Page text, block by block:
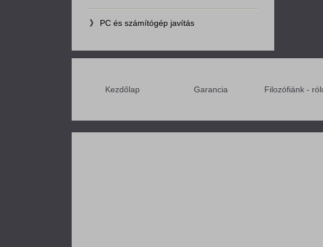
PC és számítógép javítás
Kezdőlap Garancia Filozófiánk -